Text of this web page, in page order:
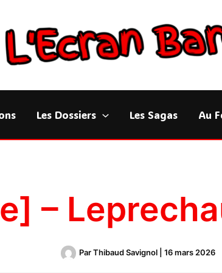
Les Dossiers Les Sagas Au
–
ParThibaud Savignol 16 mars 2026